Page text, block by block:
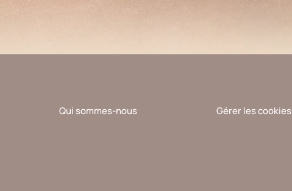
Qui sommes-nous Gérer les cookies